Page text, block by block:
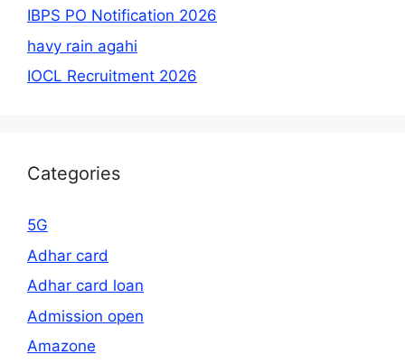
IBPS PO Notification 2026
havy rain agahi
IOCL Recruitment 2026
Categories
5G
Adhar card
Adhar card loan
Admission open
Amazone